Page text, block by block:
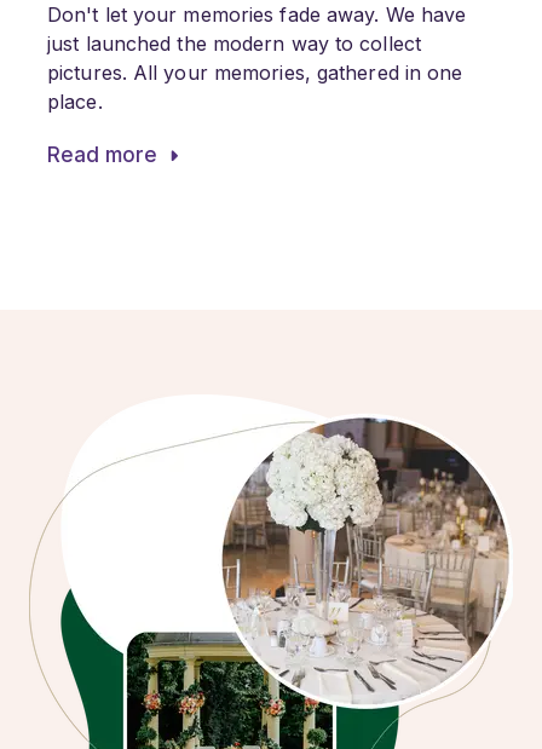
Don't let your memories fade away. We have
just launched the modern way to collect
pictures. All your memories, gathered in one
place.
Read more